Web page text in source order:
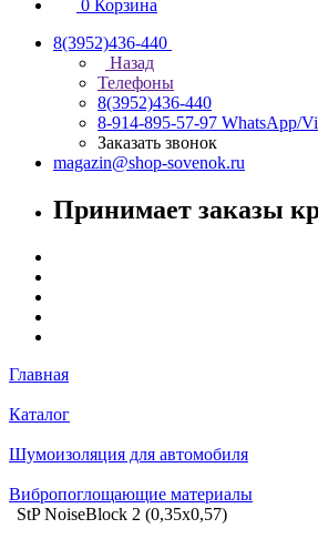
0 Корзина
8(3952)436-440
Назад
Телефоны
8(3952)436-440
8-914-895-57-97 WhatsApp/
Заказать звонок
magazin@shop-sovenok.ru
Принимает заказы
Главная
Каталог
Шумоизоляция для автомобиля
Вибропоглощающие материалы
StP NoiseBlock 2 (0,35х0,57)